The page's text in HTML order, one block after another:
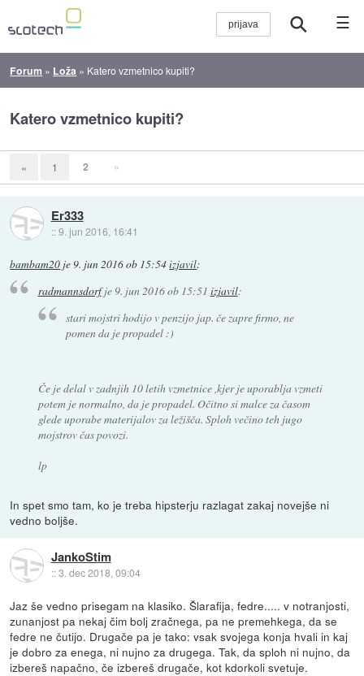
☰
Forum » Loža » Katero vzmetnico kupiti?
Katero vzmetnico kupiti?
« 1 2 »
Er333
::9. jun 2016, 16:41
bambam20 je9. jun 2016 ob 15:54izjavil:
radmannsdorfje9. jun 2016 ob 15:51 izjavil:
stari mojstri hodijo v penzijo jap. če zapre firmo, ne
pomen da je propadel :)
Če je delal v zadnjih 10 letih vzmetnice ,kjer je uporablja vzmeti
potem je normalno, da je propadel. Očitno si malce za časom
glede uporabe materijalov za ležišča. Sploh večino teh jugo
mojstrov čas povozi.
lp
In spet smo tam, ko je treba hipsterju razlagat zakaj novejše ni
vedno boljše.
JankoStim
::3. dec 2018, 09:04
Jaz še vedno prisegam na klasiko. Šlarafija, fedre..... v notranjosti,
zunanjost pa nekaj čim bolj zračnega, pa ne premehkega, da se
fedre ne čutijo. Drugače pa je tako: vsak svojega konja hvali in kaj
je dobro za enega, ni nujno za drugega. Tak, da sploh ni nujno, da
izbereš napačno, če izbereš drugače, kot kdorkoli svetuje.